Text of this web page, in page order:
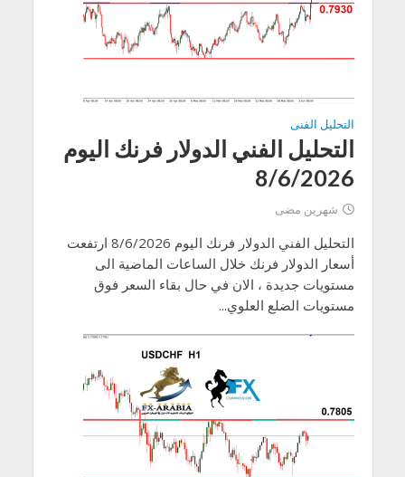
التحليل الفنى
التحليل الفني الدولار فرنك اليوم
8/6/2026
شهرين مضى
التحليل الفني الدولار فرنك اليوم 8/6/2026 ارتفعت
أسعار الدولار فرنك خلال الساعات الماضية الى
مستويات جديدة ، الان في حال بقاء السعر فوق
مستويات الضلع العلوي...